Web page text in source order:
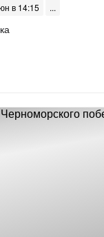
в 14:15